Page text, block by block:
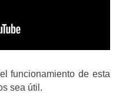
funcionamiento de esta
sea útil.